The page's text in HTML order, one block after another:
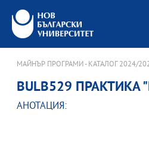
МАЙНЪР ПРОГРАМИ - КАТАЛОГ 2024/
BULB529
АНОТАЦИЯ: